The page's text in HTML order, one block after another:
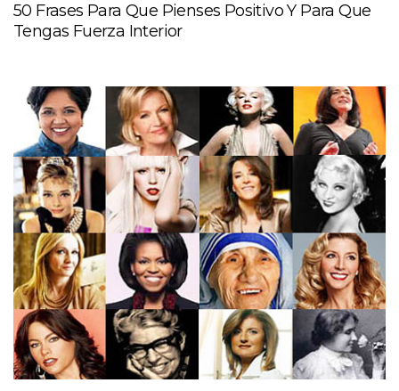
50 Frases Para Que Pienses Positivo Y Para Que
Tengas Fuerza Interior